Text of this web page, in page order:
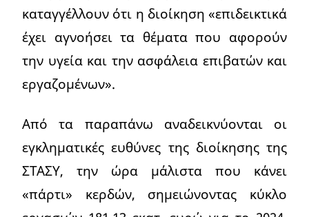
καταγγέλλουν ότι η διοίκηση «επιδεικτικά
έχει αγνοήσει τα θέματα που αφορούν
την υγεία και την ασφάλεια επιβατών και
εργαζομένων».
Από τα παραπάνω αναδεικνύονται οι
εγκληματικές ευθύνες της διοίκησης της
ΣΤΑΣΥ, την ώρα μάλιστα που κάνει
«πάρτι» κερδών, σημειώνοντας κύκλο